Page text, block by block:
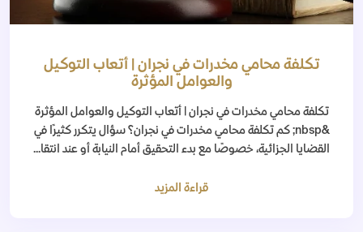
تكلفة محامي مخدرات في نجران | أتعاب التوكيل
والعوامل المؤثرة
تكلفة محامي مخدرات في نجران | أتعاب التوكيل والعوامل المؤثرة
&nbsp; كم تكلفة محامي مخدرات في نجران؟ سؤال يتكرر كثيرًا في
القضايا الجزائية، خصوصًا مع بدء التحقيق أمام النيابة أو عند انتقا...
قراءة المزيد